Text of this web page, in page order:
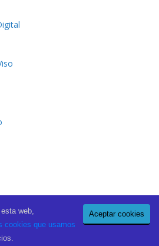
de Mairena
. All rights reserved.
ThemeGrill. Powered by
Aceptar cookies
web,
cookies que usamos